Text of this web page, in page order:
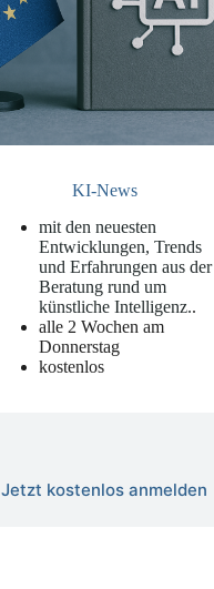
KI-News
mit den neuesten
Entwicklungen, Trends
und Erfahrungen aus der
Beratung rund um
künstliche Intelligenz..
alle 2 Wochen am
Donnerstag
kostenlos
Jetzt kostenlos anmelden